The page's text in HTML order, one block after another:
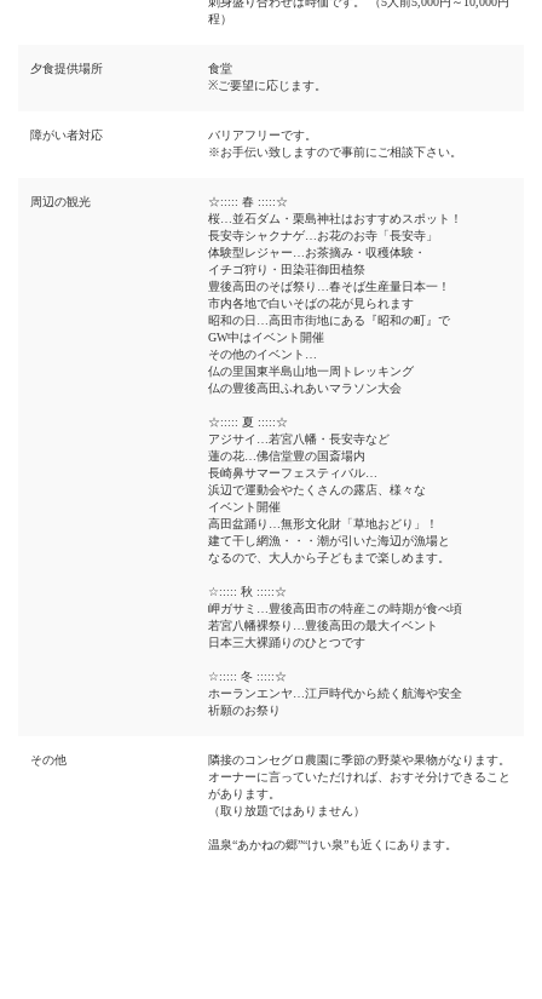
程）
夕食提供場所
食堂
※ご要望に応じます。
障がい者対応
バリアフリーです。
※お手伝い致しますので事前にご相談下さい。
周辺の観光
☆::::: 春 :::::☆
桜…並石ダム・栗島神社はおすすめスポット！
長安寺シャクナゲ…お花のお寺「長安寺」
体験型レジャー…お茶摘み・収穫体験・
イチゴ狩り・田染荘御田植祭
豊後高田のそば祭り…春そば生産量日本一！
市内各地で白いそばの花が見られます
昭和の日…高田市街地にある『昭和の町』で
GW中はイベント開催
その他のイベント…
仏の里国東半島山地一周トレッキング
仏の豊後高田ふれあいマラソン大会
☆::::: 夏 :::::☆
アジサイ…若宮八幡・長安寺など
蓮の花…佛信堂豊の国斎場内
長崎鼻サマーフェスティバル…
浜辺で運動会やたくさんの露店、様々な
イベント開催
高田盆踊り…無形文化財「草地おどり」！
建て干し網漁・・・潮が引いた海辺が漁場と
なるので、大人から子どもまで楽しめます。
☆::::: 秋 :::::☆
岬ガサミ…豊後高田市の特産この時期が食べ頃
若宮八幡裸祭り…豊後高田の最大イベント
日本三大裸踊りのひとつです
☆::::: 冬 :::::☆
ホーランエンヤ…江戸時代から続く航海や安全
祈願のお祭り
その他
隣接のコンセグロ農園に季節の野菜や果物がなります。
オーナーに言っていただければ、おすそ分けできること
があります。
（取り放題ではありません）
温泉“あかねの郷”“けい泉”も近くにあります。